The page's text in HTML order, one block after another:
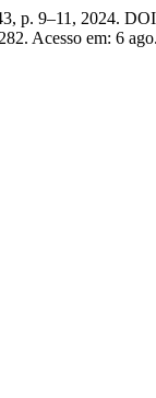
p. 9–11, 2024.
Acesso em: 6